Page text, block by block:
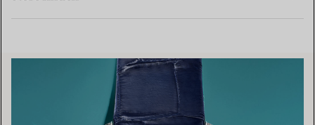
EINEN STORE IN IHRER NÄHE FINDEN